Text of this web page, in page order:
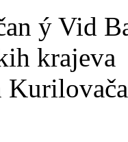
ý Vid
krajeva